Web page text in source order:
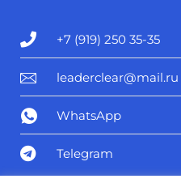
+7 (919) 250 35-35
leaderclear@mail.ru
WhatsApp
Telegram